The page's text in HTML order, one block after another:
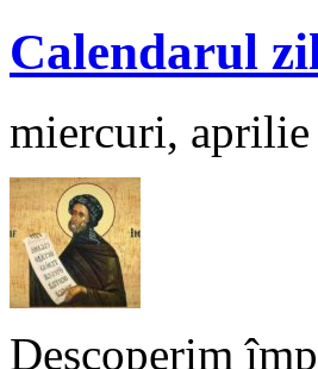
Calendarul
miercuri,
Descoperim